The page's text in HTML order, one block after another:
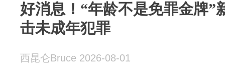
好消息！“年龄不是免罪金牌”
击未成年犯罪
西昆仑Bruce 2026-08-01